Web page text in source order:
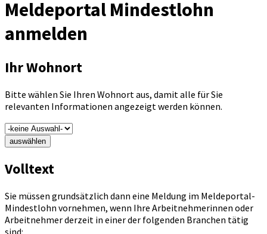
Meldeportal Mindestlohn
anmelden
Ihr Wohnort
Bitte wählen Sie Ihren Wohnort aus, damit alle für Sie
relevanten Informationen angezeigt werden können.
auswählen
Volltext
Sie müssen grundsätzlich dann eine Meldung im Meldeportal-
Mindestlohn vornehmen, wenn Ihre Arbeitnehmerinnen oder
Arbeitnehmer derzeit in einer der folgenden Branchen tätig